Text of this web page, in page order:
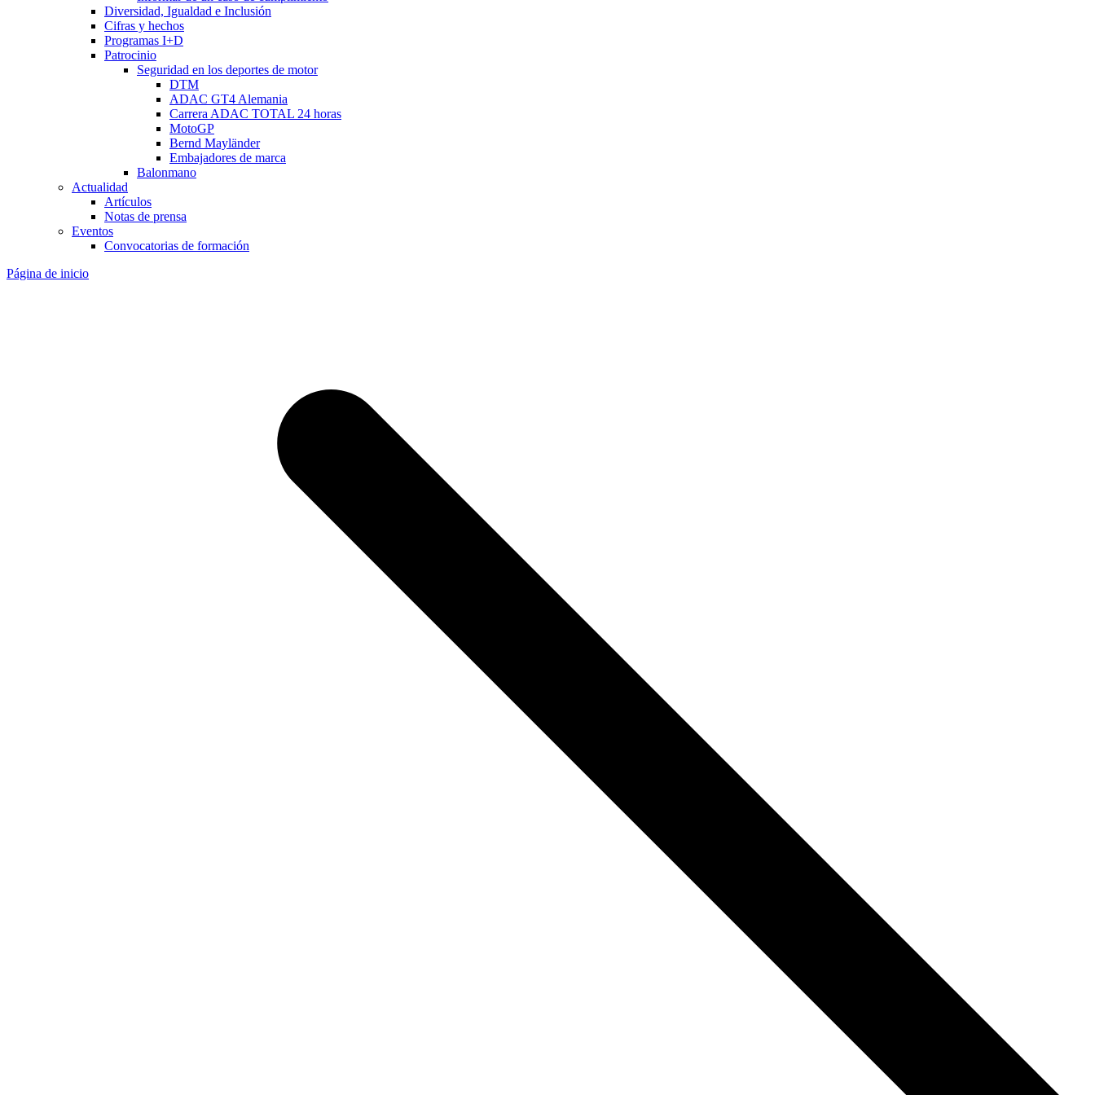
Diversidad, Igualdad e Inclusión
Cifras y hechos
Programas I+D
Patrocinio
Seguridad en los deportes de motor
DTM
ADAC GT4 Alemania
Carrera ADAC TOTAL 24 horas
MotoGP
Bernd Mayländer
Embajadores de marca
Balonmano
Actualidad
Artículos
Notas de prensa
Eventos
Convocatorias de formación
Página de inicio